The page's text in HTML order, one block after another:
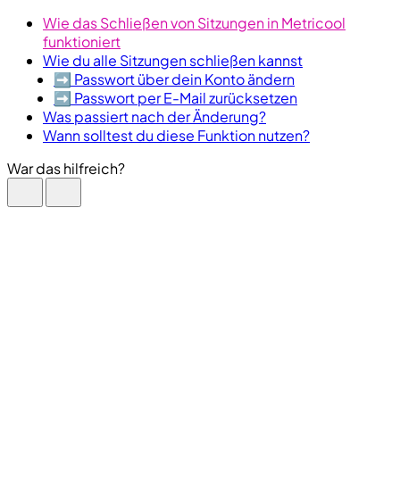
Wie das Schließen von Sitzungen in Metricool
funktioniert
Wie du alle Sitzungen schließen kannst
➡️ Passwort über dein Konto ändern
➡️ Passwort per E-Mail zurücksetzen
Was passiert nach der Änderung?
Wann solltest du diese Funktion nutzen?
War das hilfreich?